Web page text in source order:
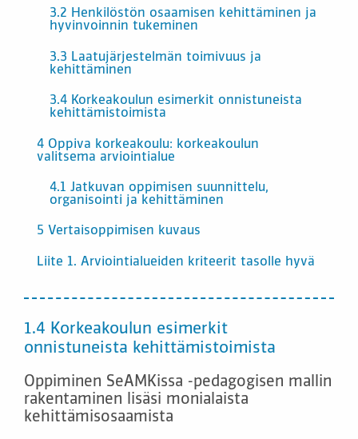
3.2 Henkilöstön osaamisen kehittäminen ja
hyvinvoinnin tukeminen
3.3 Laatujärjestelmän toimivuus ja
kehittäminen
3.4 Korkeakoulun esimerkit onnistuneista
kehittämistoimista
4 Oppiva korkeakoulu: korkeakoulun
valitsema arviointialue
4.1 Jatkuvan oppimisen suunnittelu,
organisointi ja kehittäminen
5 Vertaisoppimisen kuvaus
Liite 1. Arviointialueiden kriteerit tasolle hyvä
1.4 Korkeakoulun esimerkit
onnistuneista kehittämistoimista
Oppiminen SeAMKissa -pedagogisen mallin
rakentaminen lisäsi monialaista
kehittämisosaamista